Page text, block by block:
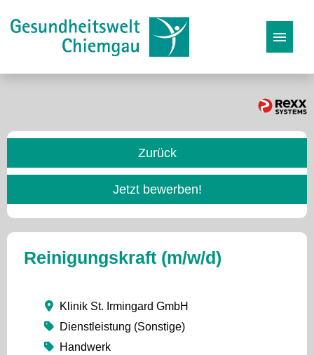
Karriereseite
Initiativbewerbung
Zurück
Jetzt bewerben!
Reinigungskraft (m/w/d)
Klinik St. Irmingard GmbH
Dienstleistung (Sonstige)
Handwerk